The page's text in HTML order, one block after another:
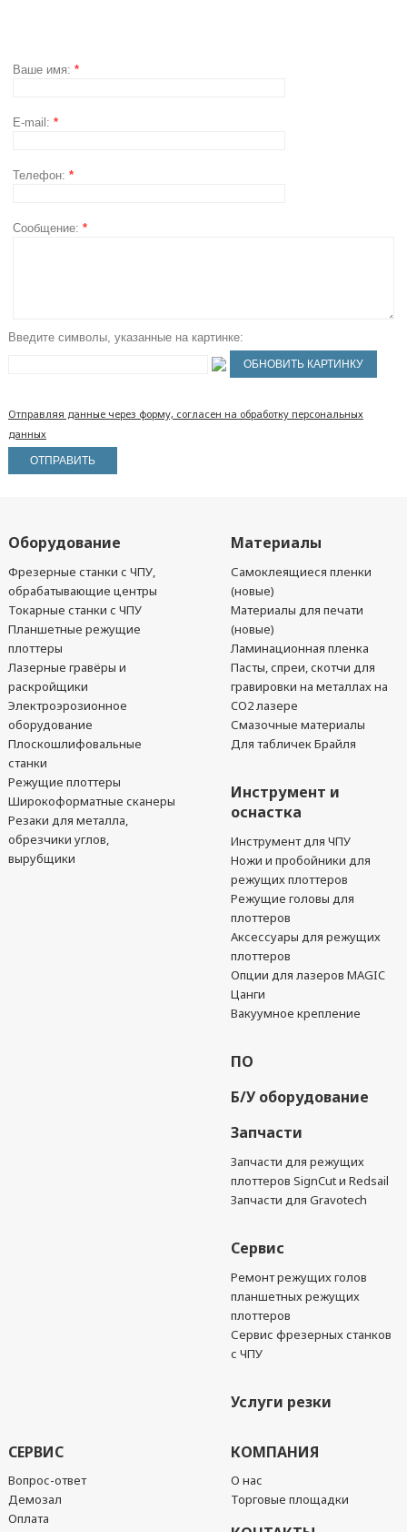
Ваше имя: *
E-mail: *
Телефон: *
Сообщение: *
Введите символы, указанные на картинке:
Отправляя данные через форму, согласен на обработку персональных
данных
Оборудование
Фрезерные станки с ЧПУ,
обрабатывающие центры
Токарные станки с ЧПУ
Планшетные режущие
плоттеры
Лазерные гравёры и
раскройщики
Электроэрозионное
оборудование
Плоскошлифовальные
станки
Режущие плоттеры
Широкоформатные сканеры
Резаки для металла,
обрезчики углов,
вырубщики
Материалы
Самоклеящиеся пленки
(новые)
Материалы для печати
(новые)
Ламинационная пленка
Пасты, спреи, скотчи для
гравировки на металлах на
CO2 лазере
Смазочные материалы
Для табличек Брайля
Инструмент и
оснастка
Инструмент для ЧПУ
Ножи и пробойники для
режущих плоттеров
Режущие головы для
плоттеров
Аксессуары для режущих
плоттеров
Опции для лазеров MAGIC
Цанги
Вакуумное крепление
ПО
Б/У оборудование
Запчасти
Запчасти для режущих
плоттеров SignCut и Redsail
Запчасти для Gravotech
Сервис
Ремонт режущих голов
планшетных режущих
плоттеров
Сервис фрезерных станков
с ЧПУ
Услуги резки
СЕРВИС
Вопрос-ответ
Демозал
Оплата
КОМПАНИЯ
О нас
Торговые площадки